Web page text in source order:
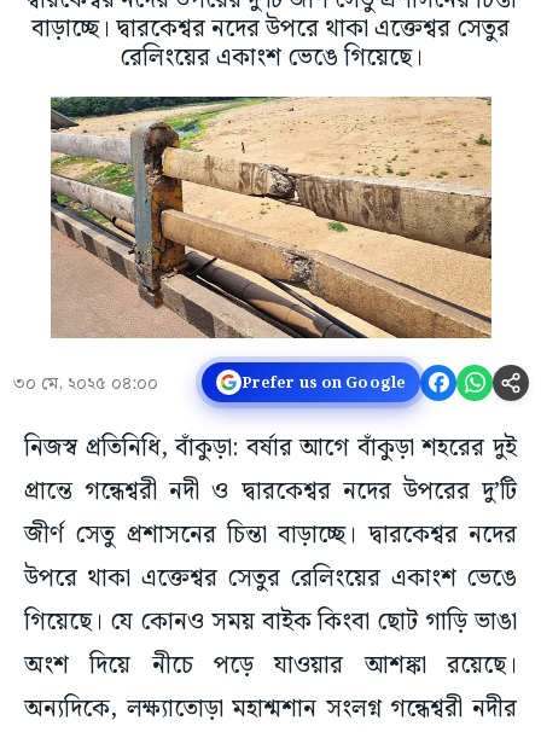
বাড়াচ্ছে। দ্বারকেশ্বর নদের উপরে থাকা এক্তেশ্বর সেতুর
রেলিংয়ের একাংশ ভেঙে গিয়েছে।
৩০ মে, ২০২৫ ০৪:০০ Prefer us on Google
নিজস্ব প্রতিনিধি, বাঁকুড়া: বর্ষার আগে বাঁকুড়া শহরের দুই
প্রান্তে গন্ধেশ্বরী নদী ও দ্বারকেশ্বর নদের উপরের দু’টি
জীর্ণ সেতু প্রশাসনের চিন্তা বাড়াচ্ছে। দ্বারকেশ্বর নদের
উপরে থাকা এক্তেশ্বর সেতুর রেলিংয়ের একাংশ ভেঙে
গিয়েছে। যে কোনও সময় বাইক কিংবা ছোট গাড়ি ভাঙা
অংশ দিয়ে নীচে পড়ে যাওয়ার আশঙ্কা রয়েছে।
অন্যদিকে, লক্ষ্যাতোড়া মহাশ্মশান সংলগ্ন গন্ধেশ্বরী নদীর